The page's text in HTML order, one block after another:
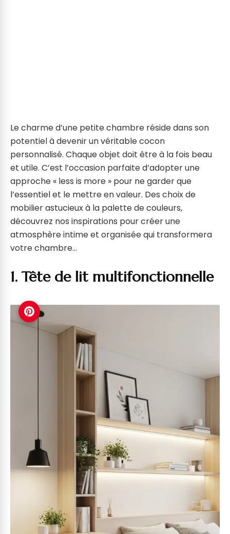
Le charme d’une petite chambre réside dans son
potentiel à devenir un véritable cocon
personnalisé. Chaque objet doit être à la fois beau
et utile. C’est l’occasion parfaite d’adopter une
approche « less is more » pour ne garder que
l’essentiel et le mettre en valeur. Des choix de
mobilier astucieux à la palette de couleurs,
découvrez nos inspirations pour créer une
atmosphère intime et organisée qui transformera
votre chambre…
1. Tête de lit multifonctionnelle